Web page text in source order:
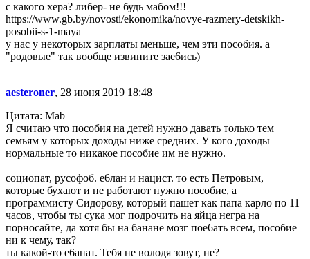
с какого хера? либер- не будь мабом!!!
https://www.gb.by/novosti/ekonomika/novye-razmery-detskikh-
posobii-s-1-maya
у нас у некоторых зарплаты меньше, чем эти пособия. а
"родовые" так вообще извините зае6ись)
aesteroner, 28 июня 2019 18:48
Цитата: Mab
Я считаю что пособия на детей нужно давать только тем
семьям у которых доходы ниже средних. У кого доходы
нормальные то никакое пособие им не нужно.
социопат, русофоб. е6лан и нацист. то есть Петровым,
которые бухают и не работают нужно пособие, а
программисту Сидорову, который пашет как папа карло по 11
часов, чтобы ты сука мог подрочить на яйца негра на
порносайте, да хотя бы на банане мозг пое6ать всем, пособие
ни к чему, так?
ты какой-то е6анат. Тебя не володя зовут, не?